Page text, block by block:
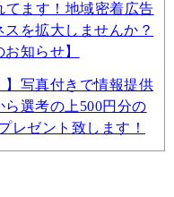
てます！地域密着広告
を拡大しませんか？
知らせ】
】写真付きで情報提供
ら選考の上500円分の
レゼント致します！